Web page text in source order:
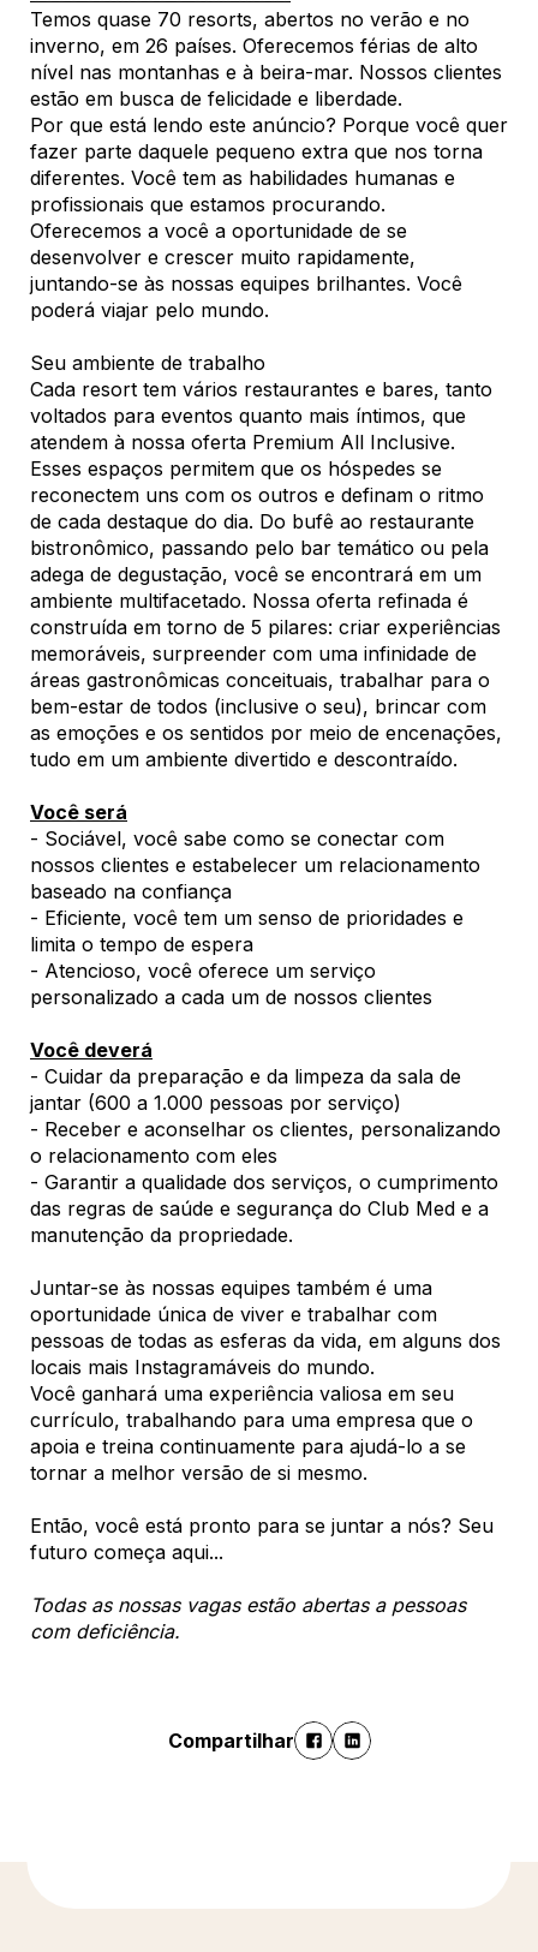
Temos quase 70 resorts, abertos no verão e no
inverno, em 26 países. Oferecemos férias de alto
nível nas montanhas e à beira-mar. Nossos clientes
estão em busca de felicidade e liberdade.
Por que está lendo este anúncio? Porque você quer
fazer parte daquele pequeno extra que nos torna
diferentes. Você tem as habilidades humanas e
profissionais que estamos procurando.
Oferecemos a você a oportunidade de se
desenvolver e crescer muito rapidamente,
juntando-se às nossas equipes brilhantes. Você
poderá viajar pelo mundo.
Seu ambiente de trabalho
Cada resort tem vários restaurantes e bares, tanto
voltados para eventos quanto mais íntimos, que
atendem à nossa oferta Premium All Inclusive.
Esses espaços permitem que os hóspedes se
reconectem uns com os outros e definam o ritmo
de cada destaque do dia. Do bufê ao restaurante
bistronômico, passando pelo bar temático ou pela
adega de degustação, você se encontrará em um
ambiente multifacetado. Nossa oferta refinada é
construída em torno de 5 pilares: criar experiências
memoráveis, surpreender com uma infinidade de
áreas gastronômicas conceituais, trabalhar para o
bem-estar de todos (inclusive o seu), brincar com
as emoções e os sentidos por meio de encenações,
tudo em um ambiente divertido e descontraído.
Você será
- Sociável, você sabe como se conectar com
nossos clientes e estabelecer um relacionamento
baseado na confiança
- Eficiente, você tem um senso de prioridades e
limita o tempo de espera
- Atencioso, você oferece um serviço
personalizado a cada um de nossos clientes
Você deverá
- Cuidar da preparação e da limpeza da sala de
jantar (600 a 1.000 pessoas por serviço)
- Receber e aconselhar os clientes, personalizando
o relacionamento com eles
- Garantir a qualidade dos serviços, o cumprimento
das regras de saúde e segurança do Club Med e a
manutenção da propriedade.
Juntar-se às nossas equipes também é uma
oportunidade única de viver e trabalhar com
pessoas de todas as esferas da vida, em alguns dos
locais mais Instagramáveis do mundo.
Você ganhará uma experiência valiosa em seu
currículo, trabalhando para uma empresa que o
apoia e treina continuamente para ajudá-lo a se
tornar a melhor versão de si mesmo.
Então, você está pronto para se juntar a nós? Seu
futuro começa aqui...
Todas as nossas vagas estão abertas a pessoas
com deficiência.
Compartilhar